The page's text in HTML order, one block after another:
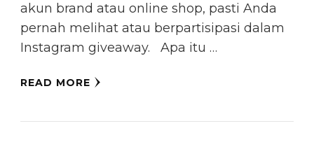
akun brand atau online shop, pasti Anda
pernah melihat atau berpartisipasi dalam
Instagram giveaway. Apa itu …
READ MORE